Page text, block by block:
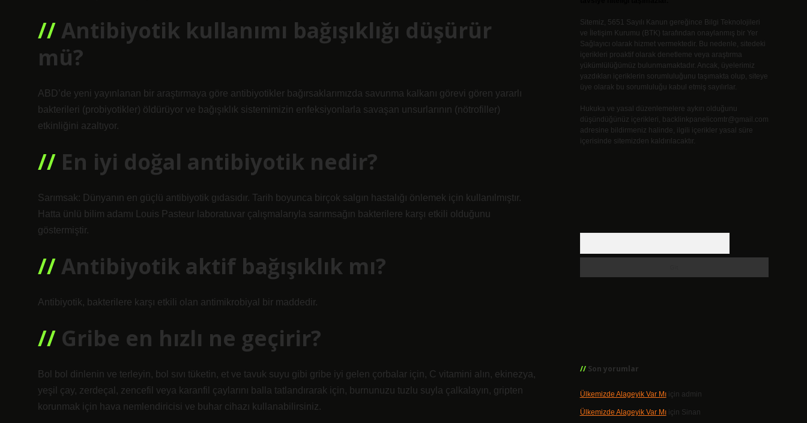
Antibiyotik kullanımı bağışıklığı düşürür
mü?
ABD’de yeni yayınlanan bir araştırmaya göre antibiyotikler bağırsaklarımızda savunma kalkanı görevi gören yararlı
bakterileri (probiyotikler) öldürüyor ve bağışıklık sistemimizin enfeksiyonlarla savaşan unsurlarının (nötrofiller)
etkinliğini azaltıyor.
En iyi doğal antibiyotik nedir?
Sarımsak: Dünyanın en güçlü antibiyotik gıdasıdır. Tarih boyunca birçok salgın hastalığı önlemek için kullanılmıştır.
Hatta ünlü bilim adamı Louis Pasteur laboratuvar çalışmalarıyla sarımsağın bakterilere karşı etkili olduğunu
göstermiştir.
Antibiyotik aktif bağışıklık mı?
Antibiyotik, bakterilere karşı etkili olan antimikrobiyal bir maddedir.
Gribe en hızlı ne geçirir?
Bol bol dinlenin ve terleyin, bol sıvı tüketin, et ve tavuk suyu gibi gribe iyi gelen çorbalar için, C vitamini alın, ekinezya,
yeşil çay, zerdeçal, zencefil veya karanfil çaylarını balla tatlandırarak için, burnunuzu tuzlu suyla çalkalayın, gripten
korunmak için hava nemlendiricisi ve buhar cihazı kullanabilirsiniz.
Sitemiz, 5651 Sayılı Kanun gereğince Bilgi Teknolojileri
ve İletişim Kurumu (BTK) tarafından onaylanmış bir Yer
Sağlayıcı olarak hizmet vermektedir. Bu nedenle, sitedeki
içerikleri proaktif olarak denetleme veya araştırma
yükümlülüğümüz bulunmamaktadır. Ancak, üyelerimiz
yazdıkları içeriklerin sorumluluğunu taşımakta olup, siteye
üye olarak bu sorumluluğu kabul etmiş sayılırlar.
Hukuka ve yasal düzenlemelere aykırı olduğunu
düşündüğünüz içerikleri, backlinkpanelicomtr@gmail.com
adresine bildirmeniz halinde, ilgili içerikler yasal süre
içerisinde sitemizden kaldırılacaktır.
Son yorumlar
Ülkemizde Alageyik Var Mıiçin admin
Ülkemizde Alageyik Var Mıiçin Sinan